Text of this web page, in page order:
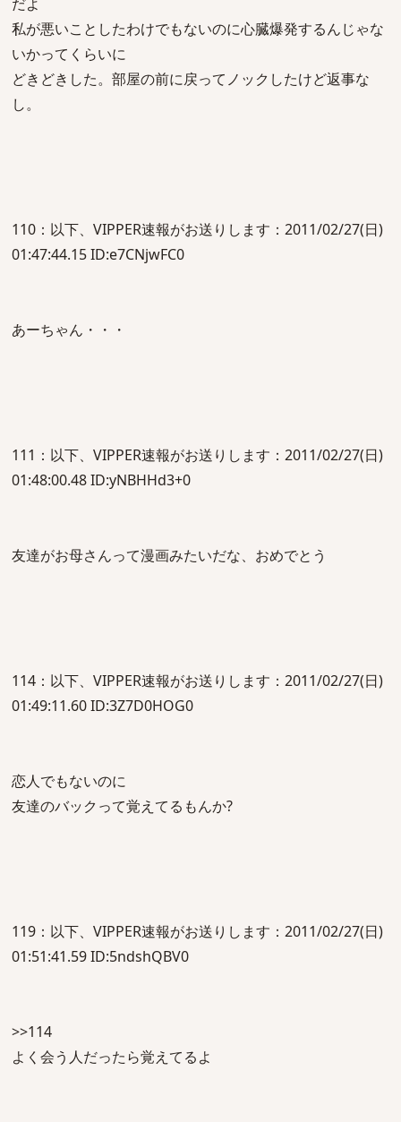
私が悪いことしたわけでもないのに心臓爆発するんじゃな
いかってくらいに
どきどきした。部屋の前に戻ってノックしたけど返事な
し。
110：以下、VIPPER速報がお送りします：2011/02/27(日)
01:47:44.15 ID:e7CNjwFC0
あーちゃん・・・
111：以下、VIPPER速報がお送りします：2011/02/27(日)
01:48:00.48 ID:yNBHHd3+0
友達がお母さんって漫画みたいだな、おめでとう
114：以下、VIPPER速報がお送りします：2011/02/27(日)
01:49:11.60 ID:3Z7D0HOG0
恋人でもないのに
友達のバックって覚えてるもんか?
119：以下、VIPPER速報がお送りします：2011/02/27(日)
01:51:41.59 ID:5ndshQBV0
>>114
よく会う人だったら覚えてるよ